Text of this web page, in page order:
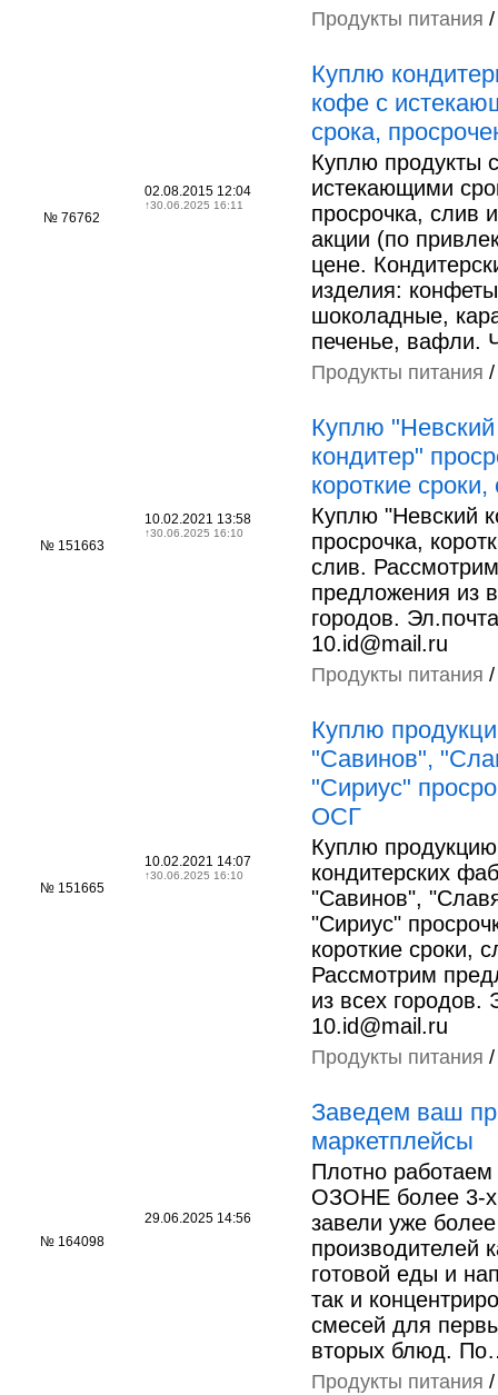
Продукты питания
№ 76762
02.08.2015 12:04
↑30.06.2025 16:11
Куплю
кофе c
срока,
Куплю продукты с
истекающими
просрочка, слив
акции (по
цене.
изделия: конфеты
шоколадные,
печенье, вафли.
Продукты питания
№ 151663
10.02.2021 13:58
↑30.06.2025 16:10
Куплю "Невский
кондитер"
короткие сроки,
Куплю "Невский
просрочка,
слив. Рассмотрим
предложения из
городов. Эл.почта
10.id@mail.ru
Продукты питания
№ 151665
10.02.2021 14:07
↑30.06.2025 16:10
Куплю
"Савинов",
"Сириус"
ОСГ
Куплю продукцию
кондитерских
"Савинов",
"Сириус"
короткие сроки,
Рассмотрим
из всех городов.
10.id@mail.ru
Продукты питания
№ 164098
29.06.2025 14:56
Заведем ваш
маркетплейсы
Плотно
ОЗОНЕ более 3-х
завели уже
производителей
готовой еды и
так и
смесей для
вторых блюд.
Продукты питания